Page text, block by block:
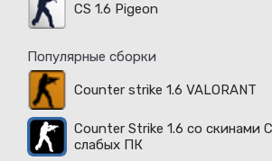
CS 1.6 Pigeon
Популярные сборки
Counter strike 1.6 VALORANT
Counter Strike 1.6 со скинами
слабых ПК